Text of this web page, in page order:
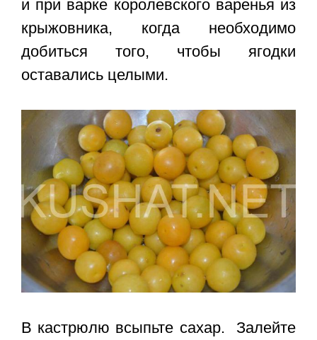
и при варке королевского варенья из
крыжовника, когда необходимо
добиться того, чтобы ягодки
оставались целыми.
В кастрюлю всыпьте сахар. Залейте